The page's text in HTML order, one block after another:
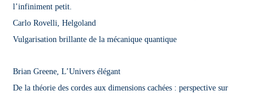
l’infiniment petit.
Carlo Rovelli, Helgoland
Vulgarisation brillante de la mécanique quantique
Brian Greene, L’Univers élégant
De la théorie des cordes aux dimensions cachées : perspective sur